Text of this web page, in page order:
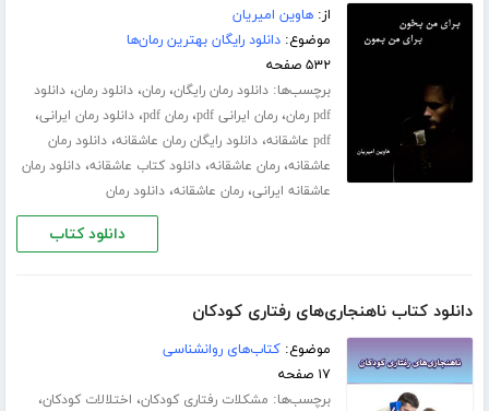
از:هاوین امیریان
موضوع:دانلود رایگان بهترین رمان‌ها
۵۳۲ صفحه
برچسب‌ها:دانلود رمان رایگان،رمان،دانلود رمان،دانلود
pdf رمان
،رمان ایرانی pdf ،رمان pdf ،دانلود رمان ایرانی،
pdf عاشقانه ،دانلود رایگان رمان عاشقانه،دانلود رمان
عاشقانه،رمان عاشقانه،دانلود کتاب عاشقانه،دانلود رمان
عاشقانه ایرانی،رمان عاشقانه،دانلود رمان
دانلود کتاب
دانلود کتاب ناهنجاری‌های رفتاری کودکان
موضوع:کتاب‌های روانشناسی
۱۷ صفحه
برچسب‌ها: مشکلات رفتاری کودکان، اختلالات کودکان،